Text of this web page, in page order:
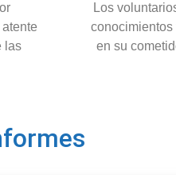
las
Los
en su